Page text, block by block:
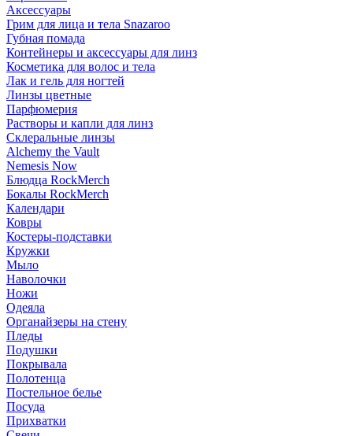
Аксессуары
Грим для лица и тела Snazaroo
Губная помада
Контейнеры и аксессуары для линз
Косметика для волос и тела
Лак и гель для ногтей
Линзы цветные
Парфюмерия
Растворы и капли для линз
Склеральные линзы
Alchemy the Vault
Nemesis Now
Блюдца RockMerch
Бокалы RockMerch
Календари
Ковры
Костеры-подставки
Кружки
Мыло
Наволочки
Ножи
Одеяла
Органайзеры на стену
Пледы
Подушки
Покрывала
Полотенца
Постельное белье
Посуда
Прихватки